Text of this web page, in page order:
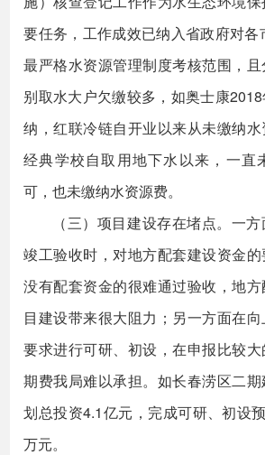
要任务，工作成效已纳入省政府对
最严格水资源管理制度考核范围，
别取水大户欠缴较多，如奥士康
纳，红联冷链自开业以来从未缴纳
经典学校自取用地下水以来，一直
可，也未缴纳水资源费。
（三）项目建设存在堵点。一
竣工验收时，对地方配套建设资金的
没有配套资金的很难通过验收，地
目建设带来很大阻力；另一方面在
要求进行可研、初设，在申报比较
期费我局难以承担。如长春涝区二
划总投资4.1亿元，完成可研、初设
万元。